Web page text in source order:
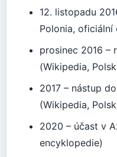
12. listopadu
Polonia, oficiální
prosinec 2016 –
(Wikipedia,
2017 – nástup
(Wikipedia,
2020 – účast v
encyklopedie)